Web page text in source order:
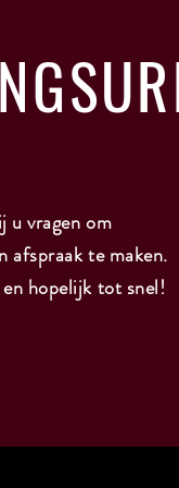
u vragen om
afspraak te maken.
hopelijk tot snel!